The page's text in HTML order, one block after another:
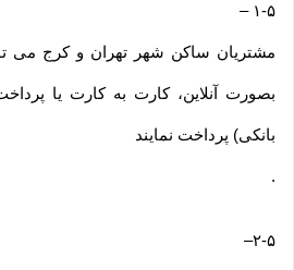
۱-۵ –
مشتریان ساکن شهر تهران و کرج می
بصورت آنلاین، کارت به کارت یا
بانکی) پرداخت نمایند
.
۲-۵–